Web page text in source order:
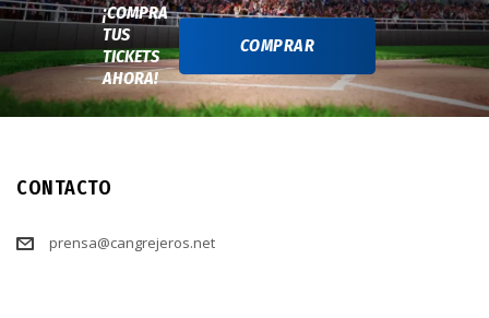
COMPRAR
¡COMPRA
TUS
TICKETS
AHORA!
CONTACTO
prensa@cangrejeros.net